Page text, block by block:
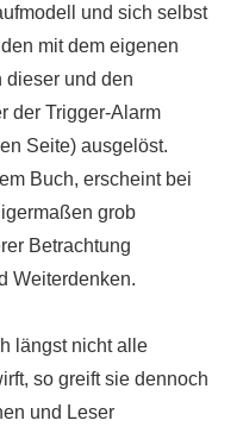
und sich selbst
mit dem eigenen
dieser und den
der Trigger-Alarm
Seite) ausgelöst.
Buch, erscheint bei
grob
Betrachtung
Weiterdenken.
längst nicht alle
so greift sie dennoch
und Leser